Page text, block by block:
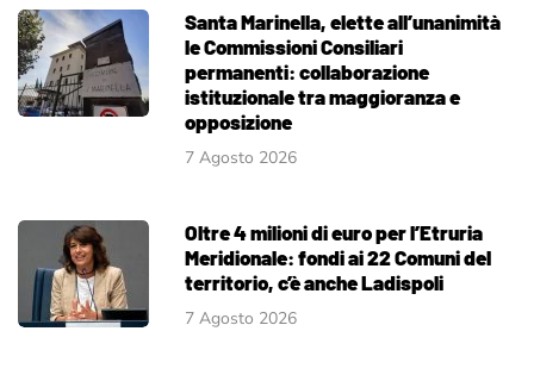
Santa Marinella, elette all’unanimità
le Commissioni Consiliari
permanenti: collaborazione
istituzionale tra maggioranza e
opposizione
7 Agosto 2026
Oltre 4 milioni di euro per l’Etruria
Meridionale: fondi ai 22 Comuni del
territorio, c’è anche Ladispoli
7 Agosto 2026